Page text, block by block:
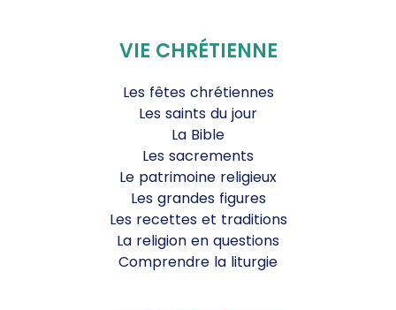
VIE CHRÉTIENNE
Les fêtes chrétiennes
Les saints du jour
La Bible
Les sacrements
Le patrimoine religieux
Les grandes figures
Les recettes et traditions
La religion en questions
Comprendre la liturgie